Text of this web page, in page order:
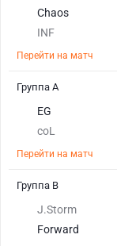
Chaos
INF
Перейти на матч
EG
coL
Перейти на матч
Группа A
J.Storm
Forward
Группа B